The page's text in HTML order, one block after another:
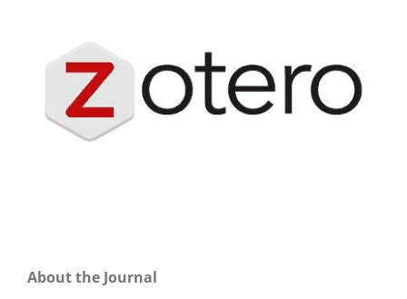
About the Journal